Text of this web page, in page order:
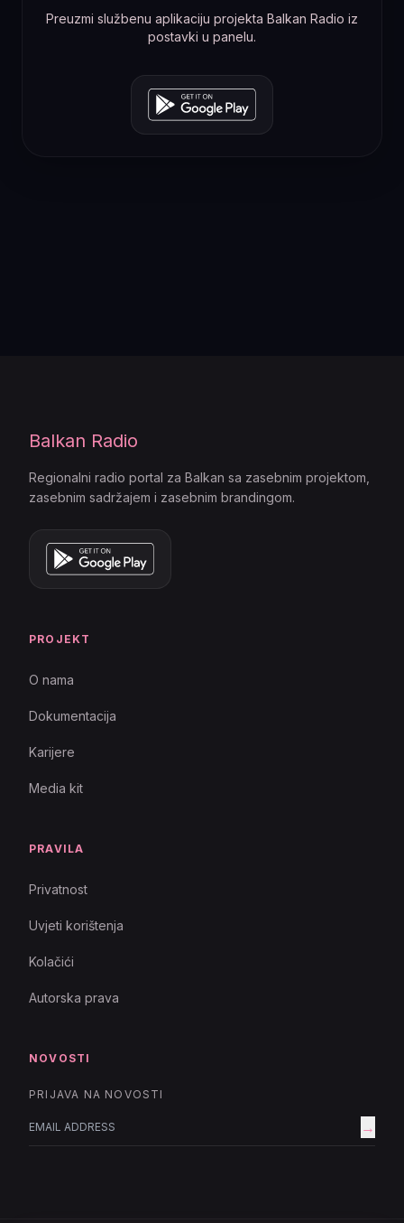
Preuzmi službenu aplikaciju projekta Balkan Radio iz
postavki u panelu.
Balkan Radio
Regionalni radio portal za Balkan sa zasebnim projektom,
zasebnim sadržajem i zasebnim brandingom.
PROJEKT
O nama
Dokumentacija
Karijere
Media kit
PRAVILA
Privatnost
Uvjeti korištenja
Kolačići
Autorska prava
NOVOSTI
PRIJAVA NA NOVOSTI
→